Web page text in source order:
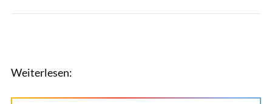
Weiterlesen: